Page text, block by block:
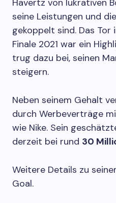
seine Leistungen und
gekoppelt sind. Das
Finale 2021 war ein
trug dazu bei, seinen
steigern.
Neben seinem Gehalt
durch Werbeverträge
wie Nike. Sein
derzeit bei rund 30
Weitere Details zu
Goal.